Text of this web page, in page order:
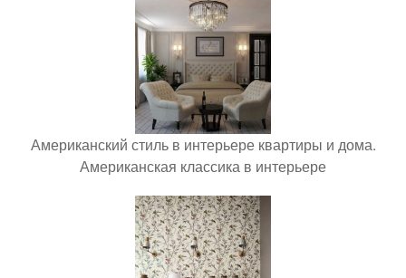
Американский стиль в интерьере квартиры и дома.
Американская классика в интерьере